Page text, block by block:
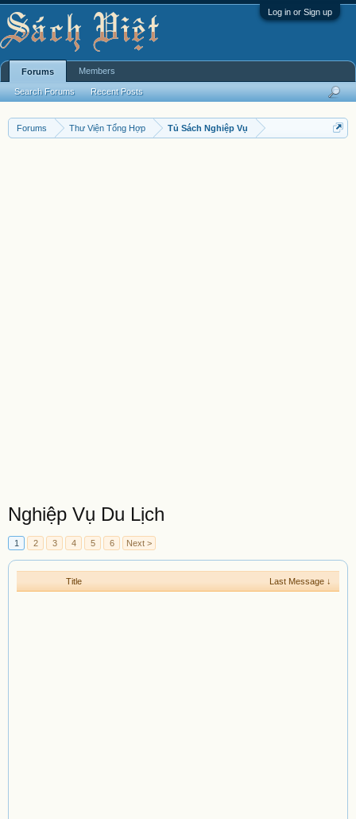
Log in or Sign up
Forums Thư Viện Tổng Hợp Tủ Sách Nghiệp Vụ
Nghiệp Vụ Du Lịch
1 2 3 4 5 6 Next >
Title Last Message ↓
Forums
Search Forums Recent Posts
Members